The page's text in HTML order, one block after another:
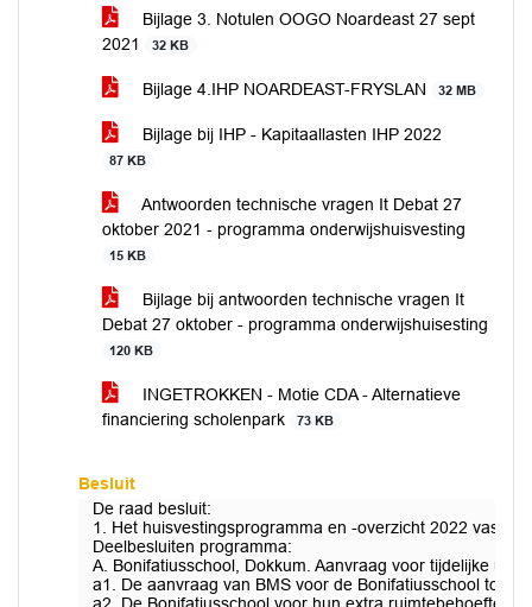
Bijlage 3. Notulen OOGO Noardeast 27 sept
2021
32 KB
Bijlage 4.IHP NOARDEAST-FRYSLAN 32 MB
Bijlage bij IHP - Kapitaallasten IHP 2022
87 KB
Antwoorden technische vragen It Debat 27
oktober 2021 - programma onderwijshuisvesting
15 KB
Bijlage bij antwoorden technische vragen It
Debat 27 oktober - programma onderwijshuisesting
120 KB
INGETROKKEN - Motie CDA - Alternatieve
financiering scholenpark
73 KB
Besluit
De raad besluit:
1. Het huisvestingsprogramma en -overzicht 2022 vast te
Deelbesluiten programma:
A. Bonifatiusschool, Dokkum. Aanvraag voor tijdelijke
a1. De aanvraag van BMS voor de Bonifatiusschool toe